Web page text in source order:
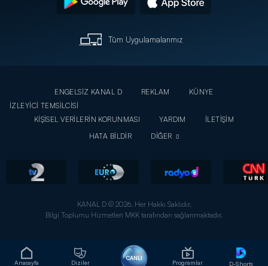
Anasayfa Diziler
CANLI
Programlar D-Shorts
Tüm Uygulamalarımız
ENGELSİZ KANAL D REKLAM
KÜNYE
İZLEYİCİ TEMSİLCİSİ
KİŞİSEL VERİLERİN KORUNMASI
YARDIM
İLETİŞİM
HATA BİLDİR
DİĞER
KANAL D © 2026. Her Hakkı Saklıdır.
Bilgi Toplumu Hizmetleri MKK tarafından sağlanmaktadır.